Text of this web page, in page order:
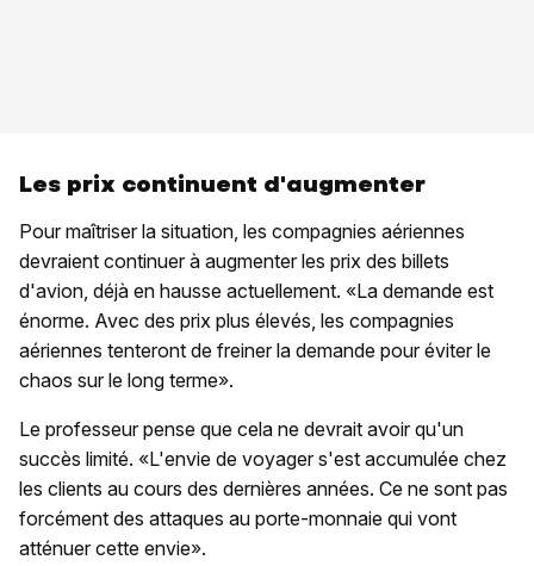
Les prix continuent d'augmenter
Pour maîtriser la situation, les compagnies aériennes
devraient continuer à augmenter les prix des billets
d'avion, déjà en hausse actuellement. «La demande est
énorme. Avec des prix plus élevés, les compagnies
aériennes tenteront de freiner la demande pour éviter le
chaos sur le long terme».
Le professeur pense que cela ne devrait avoir qu'un
succès limité. «L'envie de voyager s'est accumulée chez
les clients au cours des dernières années. Ce ne sont pas
forcément des attaques au porte-monnaie qui vont
atténuer cette envie».